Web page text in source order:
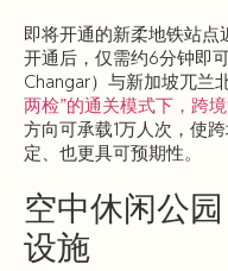
即将开通的新柔地铁站
开通后，仅需约6分钟即
Changar）与新加坡兀兰
两检”的通关模式下，跨
方向可承载1万人次，使
定、也更具可预期性。
空中休闲公
设施